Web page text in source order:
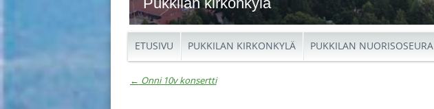
ETUSIVU PUKKILAN KIRKONKYLÄ PUKKILAN NUORISOSEURA
← Onni 10v konsertti